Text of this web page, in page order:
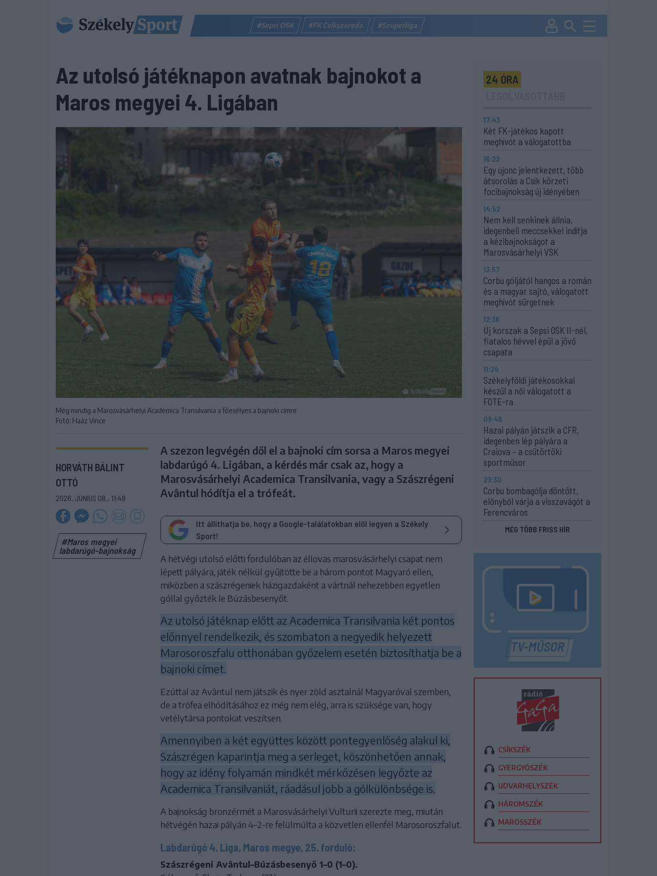
#Sepsi OSK #FK Csíkszereda #Szuperliga
Az utolsó játéknapon avatnak bajnokot a
Maros megyei 4. Ligában
Még mindig a Marosvásárhelyi Academica Transilvania a főesélyes a bajnoki címre
Fotó: Haáz Vince
HORVÁTH BÁLINT
OTTÓ
2026. JÚNIUS 08., 11:48
#Maros megyei
labdarúgó-bajnokság
A szezon legvégén dől el a bajnoki cím sorsa a Maros megyei
labdarúgó 4. Ligában, a kérdés már csak az, hogy a
Marosvásárhelyi Academica Transilvania, vagy a Szászrégeni
Avântul hódítja el a trófeát.
Itt állíthatja be, hogy a Google-találatokban elöl legyen a Székely
Sport!
A hétvégi utolsó előtti fordulóban az éllovas marosvásárhelyi csapat nem
lépett pályára, játék nélkül gyűjtötte be a három pontot Magyaró ellen,
miközben a szászrégeniek házigazdaként a vártnál nehezebben egyetlen
góllal győzték le Búzásbesenyőt.
Az utolsó játéknap előtt az Academica Transilvania két pontos
előnnyel rendelkezik, és szombaton a negyedik helyezett
Marosoroszfalu otthonában győzelem esetén biztosíthatja be a
bajnoki címet.
Ezúttal az Avântul nem játszik és nyer zöld asztalnál Magyaróval szemben,
de a trófea elhódításához ez még nem elég, arra is szüksége van, hogy
vetélytársa pontokat veszítsen.
Amennyiben a két együttes között pontegyenlőség alakul ki,
Szászrégen kaparintja meg a serleget, köszönhetően annak,
hogy az idény folyamán mindkét mérkőzésen legyőzte az
Academica Transilvaniát, ráadásul jobb a gólkülönbsége is.
A bajnokság bronzérmét a Marosvásárhelyi Vulturii szerezte meg, miután
hétvégén hazai pályán 4–2-re felülmúlta a közvetlen ellenfél Marosoroszfalut.
Labdarúgó 4. Liga, Maros megye, 25. forduló:
Szászrégeni Avântul–Búzásbesenyő 1–0 (1–0).
24 ÓRA
17:43
Két FK-játékos kapott
meghívót a válogatottba
16:22
Egy újonc jelentkezett, több
átsorolás a Csík körzeti
focibajnokság új idényében
14:52
Nem kell senkinek állnia,
idegenbeli meccsekkel indítja
a kézibajnokságot a
Marosvásárhelyi VSK
13:57
Corbu góljától hangos a román
és a magyar sajtó, válogatott
meghívót sürgetnek
12:36
Új korszak a Sepsi OSK II-nél,
fiatalos hévvel épül a jövő
csapata
11:24
Székelyföldi játékosokkal
készül a női válogatott a
FOTE-ra
09:49
Hazai pályán játszik a CFR,
idegenben lép pályára a
Craiova – a csütörtöki
sportműsor
23:30
Corbu bombagólja döntött,
előnyből várja a visszavágót a
Ferencváros
MÉG TÖBB FRISS HÍR
CSÍKSZÉK
GYERGYÓSZÉK
UDVARHELYSZÉK
HÁROMSZÉK
MAROSSZÉK